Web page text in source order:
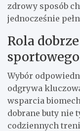
zdrowy sposób
jednocześnie
Rola
sportowego
Wybór
odgrywa
wsparcia
dobrane buty nie
codziennych